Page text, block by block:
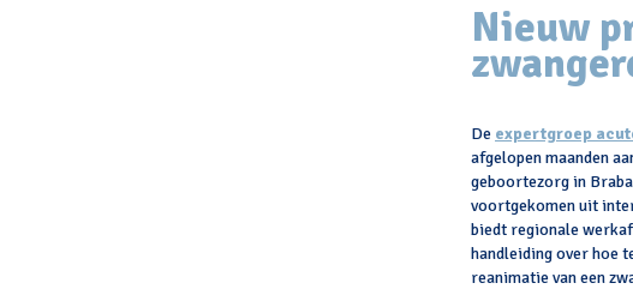
Nieuw
De expertgroep
afgelopen maanden
geboortezorg in
voortgekomen uit
biedt regionale
handleiding over hoe
reanimatie van een